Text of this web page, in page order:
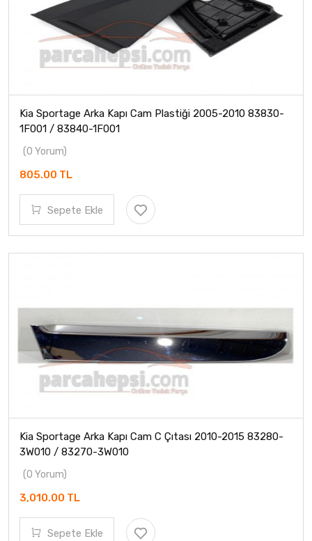
Kia Sportage Arka Kapı Cam Plastiği 2005-2010 83830-
1F001 / 83840-1F001
(0 Yorum)
805.00 TL
Sepete Ekle
Kia Sportage Arka Kapı Cam C Çıtası 2010-2015 83280-
3W010 / 83270-3W010
(0 Yorum)
3,010.00 TL
Sepete Ekle